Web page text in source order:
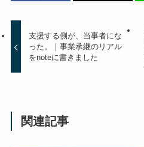
支援する側が、当事者にな
った。｜事業承継のリアル
をnoteに書きました
関連記事